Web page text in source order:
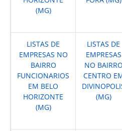
(MG)
LISTAS DE
EMPRESAS NO
BAIRRO
FUNCIONARIOS
EM BELO
HORIZONTE
(MG)
LISTAS DE
EMPRESAS
NO BAIRRO
CENTRO
(MG)